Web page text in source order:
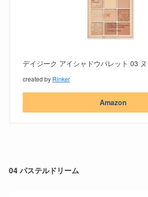
デイジーク アイシャドウパレット 03
created by Rinker
Amazon
04 パステルドリーム